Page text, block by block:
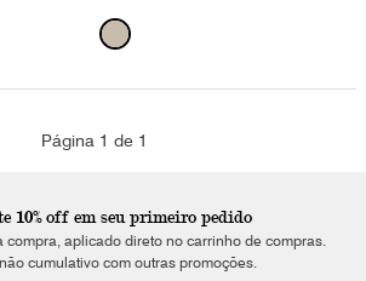
Página 1 de 1
10% off em seu primeiro pedido
compra, aplicado direto no carrinho de compras.
cumulativo com outras promoções.